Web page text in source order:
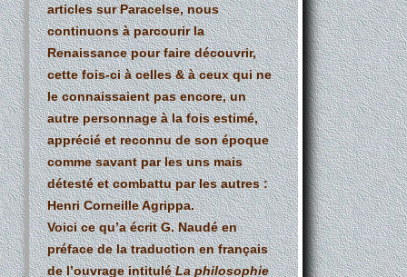
articles sur Paracelse, nous
continuons à parcourir la
Renaissance pour faire découvrir,
cette fois-ci à celles & à ceux qui ne
le connaissaient pas encore, un
autre personnage à la fois estimé,
apprécié et reconnu de son époque
comme savant par les uns mais
détesté et combattu par les autres :
Henri Corneille Agrippa.
Voici ce qu’a écrit G. Naudé en
préface de la traduction en français
de l’ouvrage intituléLa philosophie